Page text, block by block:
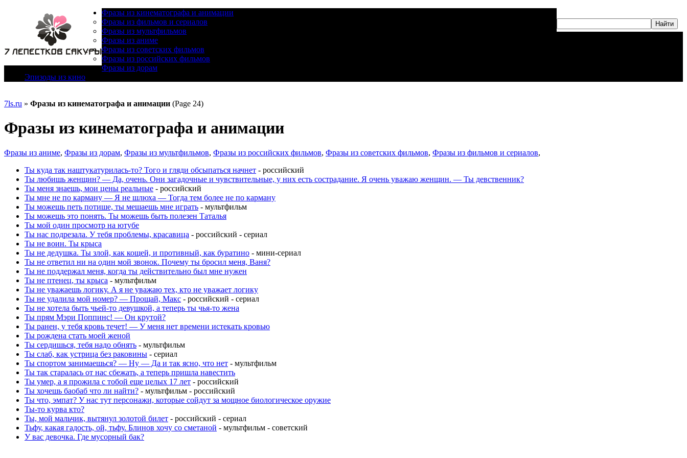
Фразы из кинематографа и анимации
Фразы из фильмов и сериалов
Фразы из мультфильмов
Фразы из аниме
Фразы из советских фильмов
Фразы из российских фильмов
Фразы из дорам
Эпизоды из кино
7ls.ru » Фразы из кинематографа и анимации (Page 24)
Фразы из кинематографа и анимации
Фразы из аниме, Фразы из дорам, Фразы из мультфильмов, Фразы из российских фильмов, Фразы из советских фильмов, Фразы из фильмов и сериалов,
Ты куда так наштукатурилась-то? Того и гляди обсыпаться начнет - российский
Ты любишь женщин? — Да, очень. Они загадочные и чувствительные, у них есть сострадание. Я очень уважаю женщин. — Ты девственник?
Ты меня знаешь, мои цены реальные - российский
Ты мне не по карману — Я не шлюха — Тогда тем более не по карману
Ты можешь петь потише, ты мешаешь мне играть - мультфильм
Ты можешь это понять. Ты можешь быть полезен Таталья
Ты мой один просмотр на ютубе
Ты нас подрезала. У тебя проблемы, красавица - российский - сериал
Ты не воин. Ты крыса
Ты не дедушка. Ты злой, как кощей, и противный, как буратино - мини-сериал
Ты не ответил ни на один мой звонок. Почему ты бросил меня, Ваня?
Ты не поддержал меня, когда ты действительно был мне нужен
Ты не птенец, ты крыса - мультфильм
Ты не уважаешь логику. А я не уважаю тех, кто не уважает логику
Ты не удалила мой номер? — Прощай, Макс - российский - сериал
Ты не хотела быть чьей-то девушкой, а теперь ты чья-то жена
Ты прям Мэри Поппинс! — Он крутой?
Ты ранен, у тебя кровь течет! — У меня нет времени истекать кровью
Ты рождена стать моей женой
Ты сердишься, тебя надо обнять - мультфильм
Ты слаб, как устрица без раковины - сериал
Ты спортом занимаешься? — Ну — Да и так ясно, что нет - мультфильм
Ты так старалась от нас сбежать, а теперь пришла навестить
Ты умер, а я прожила с тобой еще целых 17 лет - российский
Ты хочешь баобаб что ли найти? - мультфильм - российский
Ты что, эмпат? У нас тут персонажи, которые сойдут за мощное биологическое оружие
Ты-то курва кто?
Ты, мой мальчик, вытянул золотой билет - российский - сериал
Тьфу, какая гадость, ой, тьфу. Блинов хочу со сметаной - мультфильм - советский
У вас девочка. Где мусорный бак?